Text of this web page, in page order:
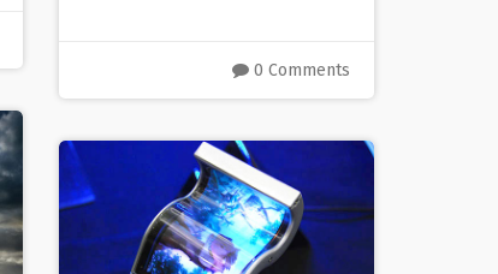
0 Comments